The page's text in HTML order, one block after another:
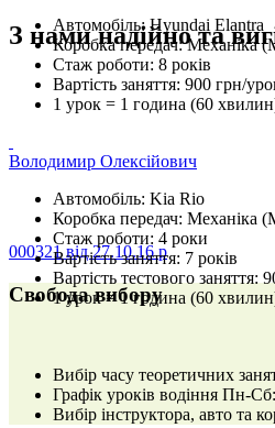
Автомобіль: Hyundai Elantra
Коробка передач: Механіка
Стаж роботи: 8 років
Вартість заняття: 900 грн/
1 урок = 1 година (60
Володимир Олексійович
Автомобіль: Kia Rio
Коробка передач: Механіка
Стаж роботи: 4 роки
Вартість заняття: 7 років
Вартість тестового заняття:
1 урок = 1 година (60
З нами надійно та
000321 від 27.10.16 р
Свобода вибору
Вибір часу теоретичних
Графік уроків водіння Пн-
Вибір інструктора, авто та